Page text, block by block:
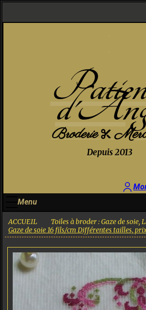
Broderie 
Depuis 2013
ACCUEIL
Toiles à broder : Gaze de soie,
Gaze de soie 16 fils/cm Différentes tailles,
Panneau de gestion des cookies